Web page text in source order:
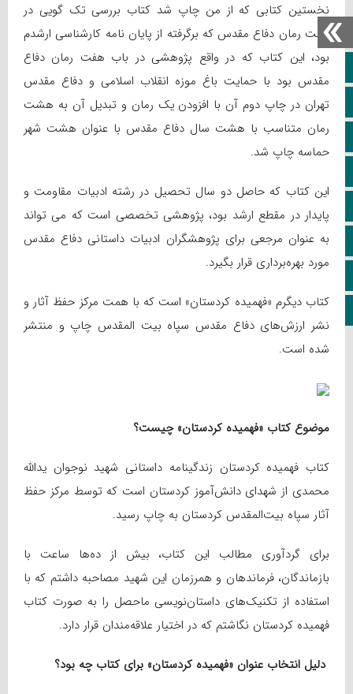
ویژه خبری
اپلیکیشن سایت
آپارات
اینستاگرام
کانال تلگرام
نخستین کتابی که از من چاپ شد کتاب بررسی تک گویی در
هفت رمان دفاع مقدس که برگرفته از پایان نامه کارشناسی ارشدم
بود، این کتاب که در واقع پژوهشی در باب هفت رمان دفاع
مقدس بود با حمایت باغ موزه انقلاب اسلامی و دفاع مقدس
تهران در چاپ دوم آن با افزودن یک رمان و تبدیل آن به هشت
رمان متناسب با هشت سال دفاع مقدس با عنوان هشت شهر
حماسه چاپ شد.
این کتاب که حاصل دو سال تحصیل در رشته ادبیات مقاومت و
پایدار در مقطع ارشد بود، پژوهشی تخصصی است که می تواند
به عنوان مرجعی برای پژوهشگران ادبیات داستانی دفاع مقدس
مورد بهره‌برداری قرار بگیرد.
کتاب دیگرم «فهمیده کردستان» است که با همت مرکز حفظ آثار و
نشر ارزش‌های دفاع مقدس سپاه بیت المقدس چاپ و منتشر
شده است.
موضوع کتاب «فهمیده کردستان» چیست؟
کتاب فهمیده کردستان زندگینامه داستانی شهید نوجوان یدالله
محمدی از شهدای دانش‌آموز کردستان است که توسط مرکز حفظ
آثار سپاه بیت‌المقدس کردستان به چاپ رسید.
برای گردآوری مطالب این کتاب، بیش از ده‌ها ساعت با
بازماندگان، فرماندهان و همرزمان این شهید مصاحبه داشتم که با
استفاده از تکنیک‌های داستان‌نویسی ماحصل را به صورت کتاب
فهمیده‌ کردستان نگاشتم که در اختیار علاقه‌مندان قرار دارد.
دلیل انتخاب عنوان «فهمیده کردستان» برای کتاب چه بود؟